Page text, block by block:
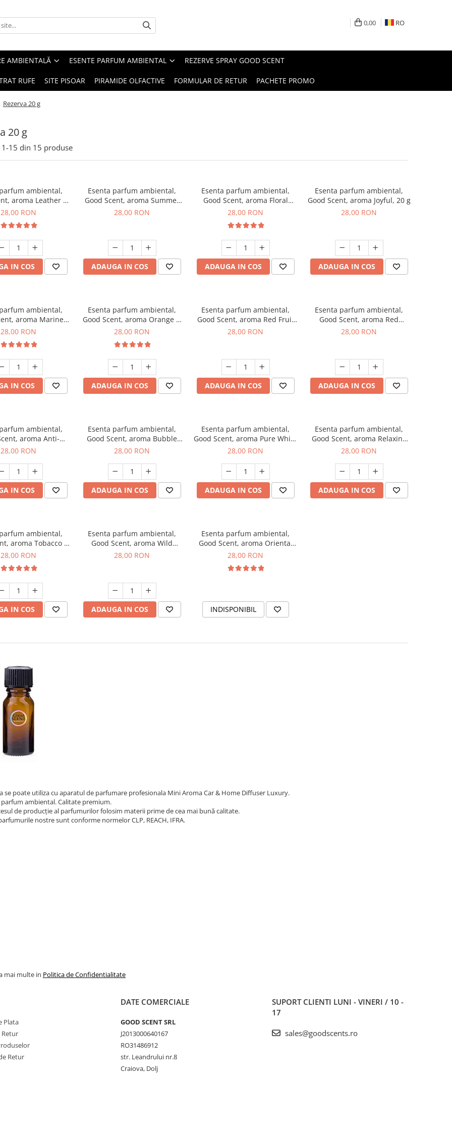
0,00 RO
AMBIENTALĂ ESENTE PARFUM AMBIENTAL REZERVE SPRAY GOOD SCENT
RUFE SITE PISOAR PIRAMIDE OLFACTIVE FORMULAR DE RETUR PACHETE PROMO
Rezerva 20 g
20 g
1-15 din 15 produse
ambiental,
aroma Leather &
Oudh, 20 g
28,00 RON
IN COS
Esenta parfum ambiental,
Good Scent, aroma Summer
Melon, 20 g
28,00 RON
ADAUGA IN COS
Esenta parfum ambiental,
Good Scent, aroma Floral
Bouquet, 20 g
28,00 RON
ADAUGA IN COS
Esenta parfum ambiental,
Good Scent, aroma Joyful, 20 g
28,00 RON
ADAUGA IN COS
ambiental,
aroma Marine
Breeze, 20 g
28,00 RON
IN COS
Esenta parfum ambiental,
Good Scent, aroma Orange &
Fresh Cinnamon, 20 g
28,00 RON
ADAUGA IN COS
Esenta parfum ambiental,
Good Scent, aroma Red Fruit
Bubble, 20 g
28,00 RON
ADAUGA IN COS
Esenta parfum ambiental,
Good Scent, aroma Red
Grapes, 20 g
28,00 RON
ADAUGA IN COS
ambiental,
aroma Anti-
Tobacco, 20 g
28,00 RON
IN COS
Esenta parfum ambiental,
Good Scent, aroma Bubble
Gum, 20 g
28,00 RON
ADAUGA IN COS
Esenta parfum ambiental,
Good Scent, aroma Pure White
Musc, 20 g
28,00 RON
ADAUGA IN COS
Esenta parfum ambiental,
Good Scent, aroma Relaxing
Lavender, 20 g
28,00 RON
ADAUGA IN COS
ambiental,
aroma Tobacco &
Vanilla, 20 g
28,00 RON
IN COS
Esenta parfum ambiental,
Good Scent, aroma Wild
Sailor, 20 g
28,00 RON
ADAUGA IN COS
Esenta parfum ambiental,
Good Scent, aroma Oriental
Amber, 20 g
28,00 RON
INDISPONIBIL
se poate utiliza cu aparatul de parfumare profesionala Mini Aroma Car & Home Diffuser Luxury.
parfum ambiental. Calitate premium.
de producție al parfumurilor folosim materii prime de cea mai bună calitate.
nostre sunt conforme normelor CLP, REACH, IFRA.
mai multe in Politica de Confidentialitate
Plata
Retur
Retur
DATE COMERCIALE
GOOD SCENT SRL
J2013000640167
RO31486912
str. Leandrului nr.8
Craiova, Dolj
SUPORT CLIENTI LUNI - VINERI / 10 -
17
sales@goodscents.ro